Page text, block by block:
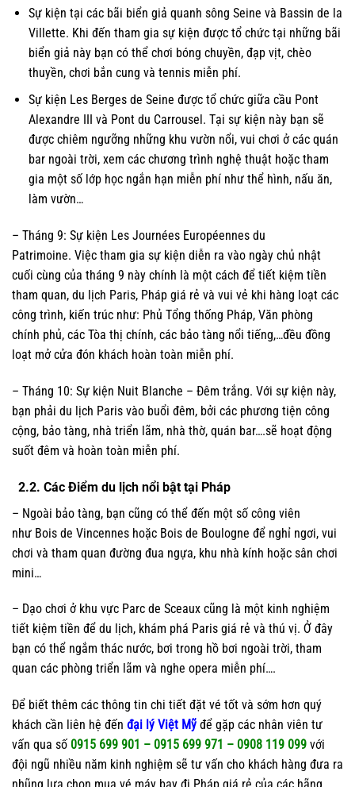
Sự kiện tại các bãi biển giả quanh sông Seine và Bassin de la
Villette. Khi đến tham gia sự kiện được tổ chức tại những bãi
biển giả này bạn có thể chơi bóng chuyền, đạp vịt, chèo
thuyền, chơi bắn cung và tennis miễn phí.
Sự kiện Les Berges de Seine được tổ chức giữa cầu Pont
Alexandre III và Pont du Carrousel. Tại sự kiện này bạn sẽ
được chiêm ngưỡng những khu vườn nổi, vui chơi ở các quán
bar ngoài trời, xem các chương trình nghệ thuật hoặc tham
gia một số lớp học ngắn hạn miễn phí như thể hình, nấu ăn,
làm vườn…
– Tháng 9: Sự kiện Les Journées Européennes du
Patrimoine. Việc tham gia sự kiện diễn ra vào ngày chủ nhật
cuối cùng của tháng 9 này chính là một cách để tiết kiệm tiền
tham quan, du lịch Paris, Pháp giá rẻ và vui vẻ khi hàng loạt các
công trình, kiến trúc như: Phủ Tổng thống Pháp, Văn phòng
chính phủ, các Tòa thị chính, các bảo tàng nổi tiếng,…đều đồng
loạt mở cửa đón khách hoàn toàn miễn phí.
– Tháng 10: Sự kiện Nuit Blanche – Đêm trắng. Với sự kiện này,
bạn phải du lịch Paris vào buổi đêm, bởi các phương tiện công
cộng, bảo tàng, nhà triển lãm, nhà thờ, quán bar….sẽ hoạt động
suốt đêm và hoàn toàn miễn phí.
2.2. Các Điểm du lịch nổi bật tại Pháp
– Ngoài bảo tàng, bạn cũng có thể đến một số công viên
như Bois de Vincennes hoặc Bois de Boulogne để nghỉ ngơi, vui
chơi và tham quan đường đua ngựa, khu nhà kính hoặc sân chơi
mini…
– Dạo chơi ở khu vực Parc de Sceaux cũng là một kinh nghiệm
tiết kiệm tiền để du lịch, khám phá Paris giá rẻ và thú vị. Ở đây
bạn có thể ngắm thác nước, bơi trong hồ bơi ngoài trời, tham
quan các phòng triển lãm và nghe opera miễn phí….
Để biết thêm các thông tin chi tiết đặt vé tốt và sớm hơn quý
khách cần liên hệ đến đại lý Việt Mỹ để gặp các nhân viên tư
vấn qua số 0915 699 901 – 0915 699 971 – 0908 119 099 với
đội ngũ nhiều năm kinh nghiệm sẽ tư vấn cho khách hàng đưa ra